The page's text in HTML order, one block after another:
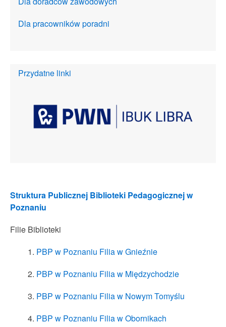
Dla pracowników poradni
Przydatne linki
Struktura Publicznej Biblioteki Pedagogicznej w
Poznaniu
Filie Biblioteki
PBP w Poznaniu Filia w Gnieźnie
PBP w Poznaniu Filia w Międzychodzie
PBP w Poznaniu Filia w Nowym Tomyślu
PBP w Poznaniu Filia w Obornikach